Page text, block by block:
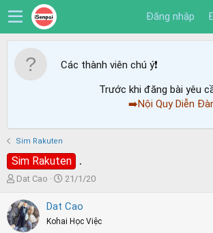
Đăng nhập
Các thành viên chú ý❗️
Trước khi đăng bài yêu
➡️Nội Quy Diễn
Sim Rakuten
Sim Rakuten .
T
r
e
a
Dat Cao
N
à
g
21/1/20
Dat Cao
Kohai Học Việc